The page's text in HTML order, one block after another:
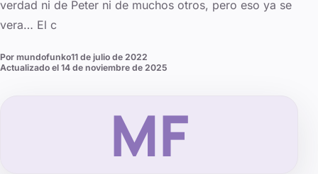
verdad ni de Peter ni de muchos otros, pero eso ya se
vera… El c
Por mundofunko11 de julio de 2022
Actualizado el 14 de noviembre de 2025
MF